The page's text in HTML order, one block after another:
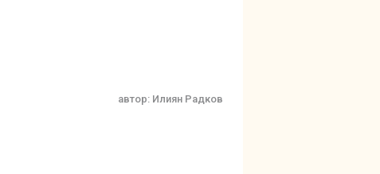
автор: Илиян Радков